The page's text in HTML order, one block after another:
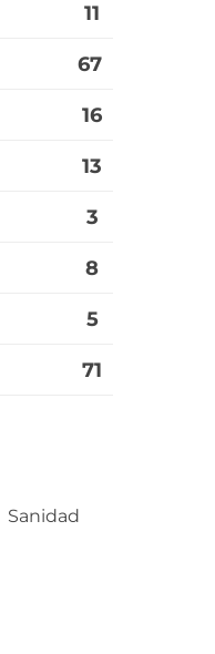
11
67
16
13
3
8
5
71
Sanidad